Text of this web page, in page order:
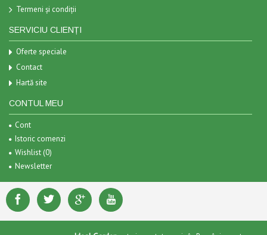
Termeni și condiții
SERVICIU CLIENȚI
Oferte speciale
Contact
Hartă site
CONTUL MEU
Cont
Istoric comenzi
Wishlist (0)
Newsletter